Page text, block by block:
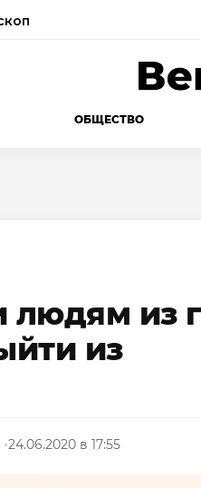
ОБЩЕСТВО
людям из
из
24.06.2020 в 17:55